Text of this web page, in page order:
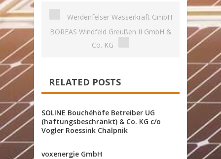
Werdenfelser Wasserkraft GmbH
BOREAS Windfeld Greußen II GmbH &
Co. KG
RELATED POSTS
SOLINE Bouchéhöfe Betreiber UG
(haftungsbeschränkt) & Co. KG c/o
Vogler Roessink Chalpnik
voxenergie GmbH